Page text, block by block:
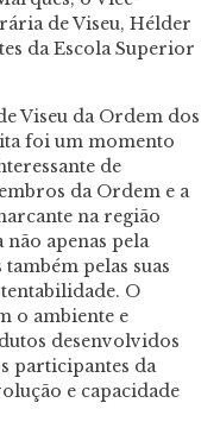
de Viseu, Hélder
da Escola Superior
Viseu da Ordem dos
foi um momento
de
da Ordem e a
na região
não apenas pela
pelas suas
O
o ambiente e
desenvolvidos
participantes da
e capacidade